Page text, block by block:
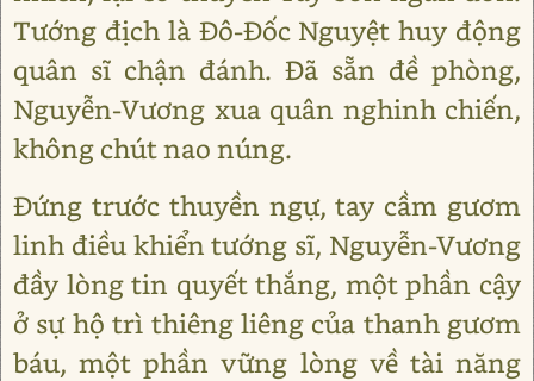
Tướng địch là Đô-Đốc Nguyệt huy động
quân sĩ chận đánh. Đã sẵn đề phòng,
Nguyễn-Vương xua quân nghinh chiến,
không chút nao núng.
Đứng trước thuyền ngự, tay cầm gươm
linh điều khiển tướng sĩ, Nguyễn-Vương
đầy lòng tin quyết thắng, một phần cậy
ở sự hộ trì thiêng liêng của thanh gươm
báu, một phần vững lòng về tài năng